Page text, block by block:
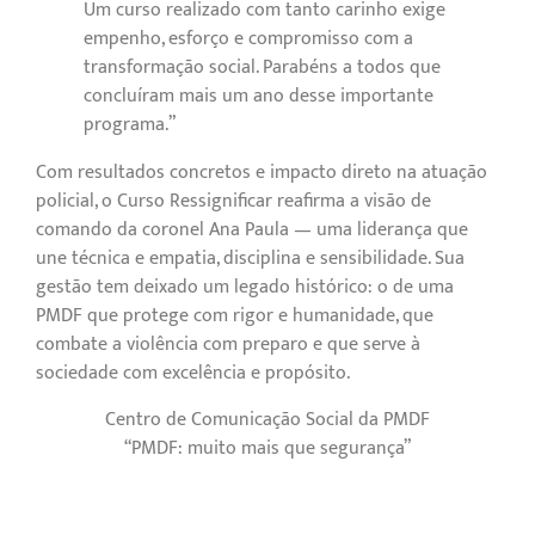
Um curso realizado com tanto carinho exige
empenho, esforço e compromisso com a
transformação social. Parabéns a todos que
concluíram mais um ano desse importante
programa.”
Com resultados concretos e impacto direto na atuação
policial, o Curso Ressignificar reafirma a visão de
comando da coronel Ana Paula — uma liderança que
une técnica e empatia, disciplina e sensibilidade. Sua
gestão tem deixado um legado histórico: o de uma
PMDF que protege com rigor e humanidade, que
combate a violência com preparo e que serve à
sociedade com excelência e propósito.
Centro de Comunicação Social da PMDF
“PMDF: muito mais que segurança”